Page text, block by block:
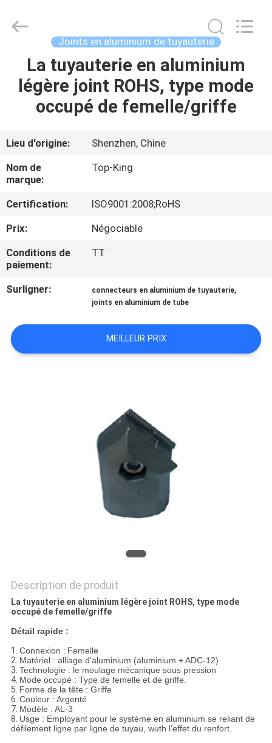
LA
MAISON
PRODUITS
À
PROPOS
DE
NOUS
VISITE
L'USINE
PLAN
DU
SITE
POLITIQUE
DE
CONFIDENTIALITÉ
Jingji
Technology
Joints en aluminium de tuyauterie
La tuyauterie en aluminium
légère joint ROHS, type mode
occupé de femelle/griffe
Lieu d'origine:
Shenzhen, Chine
Nom de
marque:
Top-King
Certification:
ISO9001:2008;RoHS
Prix:
Négociable
Conditions de
paiement:
TT
Surligner: connecteurs en aluminium de tuyauterie,
joints en aluminium de tube
MEILLEUR PRIX
Description de produit
La tuyauterie en aluminium légère joint ROHS, type mode
occupé de femelle/griffe
Détail rapide :
1. Connexion : Femelle
2. Matériel : alliage d'aluminium (aluminium + ADC-12)
3. Technologie : le moulage mécanique sous pression
4. Mode occupé : Type de femelle et de griffe.
5. Forme de la tête : Griffe
6. Couleur : Argenté
7. Modèle : AL-3
8. Usge : Employant pour le système en aluminium se reliant de
défilement ligne par ligne de tuyau, wuth l'effet du renfort.